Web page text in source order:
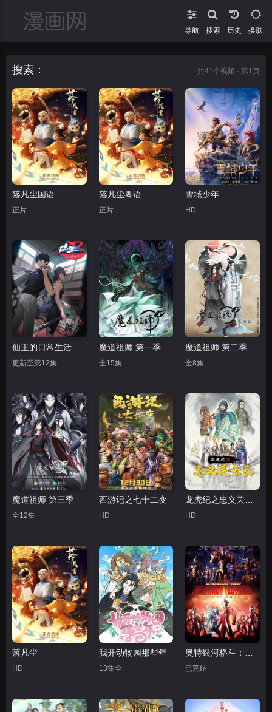
导航 搜索 换肤
搜索： 共41 个视频 · 第1页
落凡尘国语
正片
落凡尘粤语
正片
雪域少年
HD
更新至第12集
魔道祖师 第一季
全15集
魔道祖师 第二季
全8集
魔道祖师 第三季
全12集
西游记之七十二变
HD
龙虎纪之忠义关云长
HD
落凡尘
HD
我开动物园那些年
13集全 已完结